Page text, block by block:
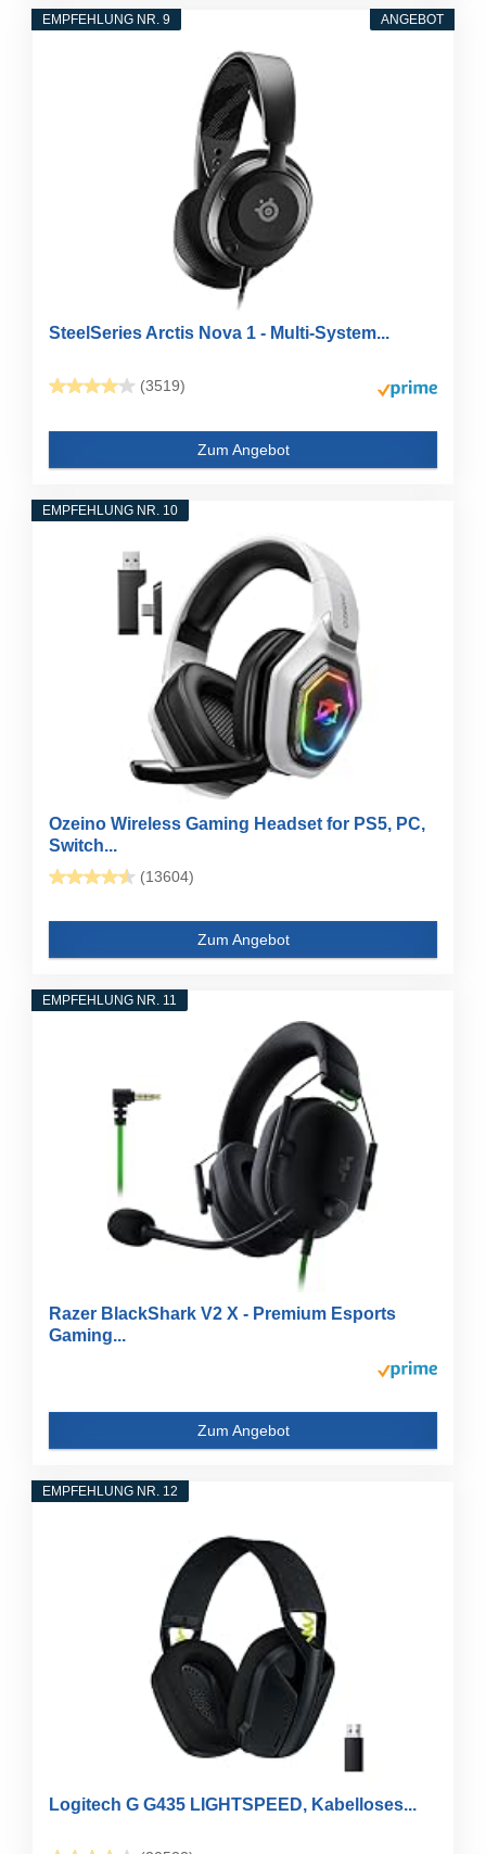
ANGEBOT
EMPFEHLUNG NR. 9
SteelSeries Arctis Nova 1 - Multi-System...
(3519)
Zum Angebot
EMPFEHLUNG NR. 10
Ozeino Wireless Gaming Headset for PS5, PC,
Switch...
(13604)
Zum Angebot
EMPFEHLUNG NR. 11
Razer BlackShark V2 X - Premium Esports
Gaming...
Zum Angebot
EMPFEHLUNG NR. 12
Logitech G G435 LIGHTSPEED, Kabelloses...